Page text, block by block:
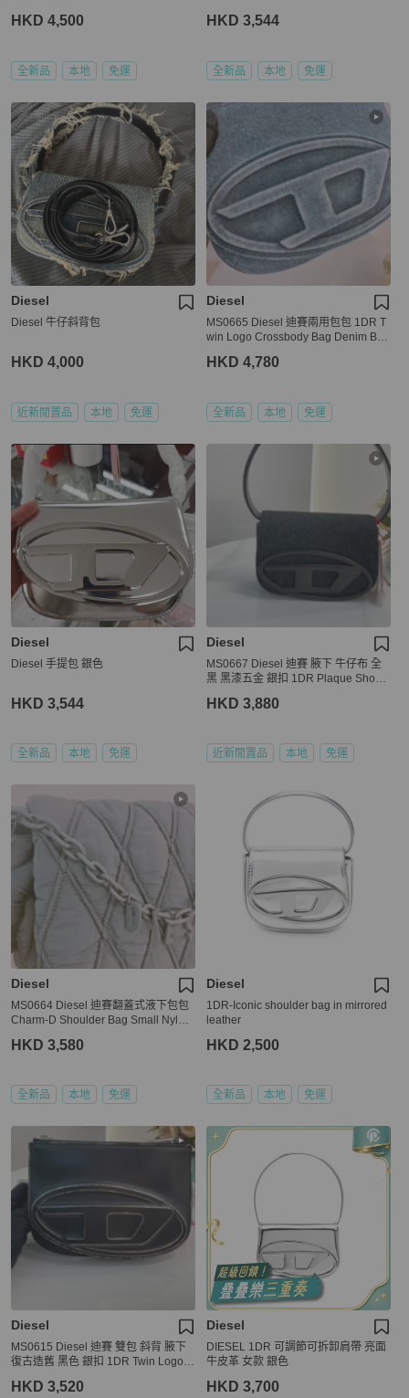
HKD 4,500
全新品 本地 免運
HKD 3,544
全新品 本地 免運
Diesel
Diesel 牛仔斜背包
HKD 4,000
近新閒置品 本地 免運
Diesel
MS0665 Diesel 迪賽兩用包包 1DR T
win Logo Crossbody Bag Denim Blu
HKD 4,780
全新品 本地 免運
Diesel
Diesel 手提包 銀色
HKD 3,544
全新品 本地 免運
Diesel
MS0667 Diesel 迪賽 腋下 牛仔布 全
黑 黑漆五金 銀扣 1DR Plaque Shoul
HKD 3,880
近新閒置品 本地 免運
Diesel
MS0664 Diesel 迪賽翻蓋式液下包包
Charm-D Shoulder Bag Small Nylon
HKD 3,580
全新品 本地 免運
Diesel
1DR-Iconic shoulder bag in mirrored
leather
HKD 2,500
全新品 本地 免運
Diesel
MS0615 Diesel 迪賽 雙包 斜背 腋下
復古造舊 黑色 銀扣 1DR Twin Logo C
HKD 3,520
Diesel
DIESEL 1DR 可調節可拆卸肩帶 亮面
牛皮革 女款 銀色
HKD 3,700